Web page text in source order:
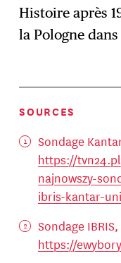
Histoire après
la Pologne
SOURCES
Sondage
https://
najnowszy-
ibris-kantar-
Sondage
https://